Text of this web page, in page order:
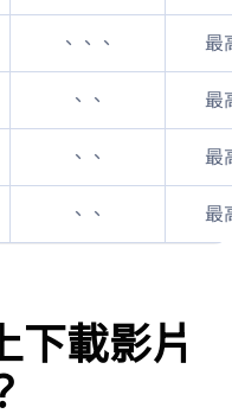
MP4、WEBM、MP3、M4A 最高
MP4、WEBM、MP3 最高
MP4、WEBM、MP3 最高
MP4、WEBM、MP3 最高
下載影片